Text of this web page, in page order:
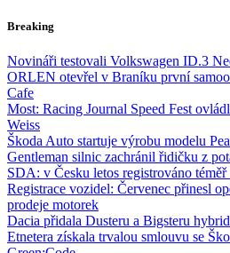
Skip
content
Breaking
Novináři testovali Volkswagen ID.3
ORLEN otevřel v Braníku první
Cafe
Most: Racing Journal Speed Fest
Weiss
Škoda Auto startuje výrobu modelu
Gentleman silnic zachránil řidičku z
SDA: v Česku letos registrováno
Registrace vozidel: Červenec přinesl
prodeje motorek
Dacia přidala Dusteru a Bigsteru
Etnetera získala trvalou smlouvu se